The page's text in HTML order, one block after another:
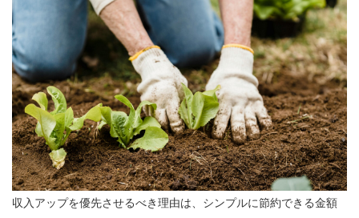
収入アップを優先させるべき理由は、シンプルに節約できる金額